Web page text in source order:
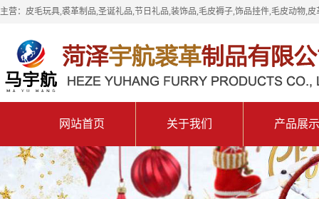
主营：皮毛玩具,裘革制品,圣诞礼品,节日礼品,装饰品,毛皮褥子,饰品挂件,毛皮动物,
网站首页 关于我们 产品展示